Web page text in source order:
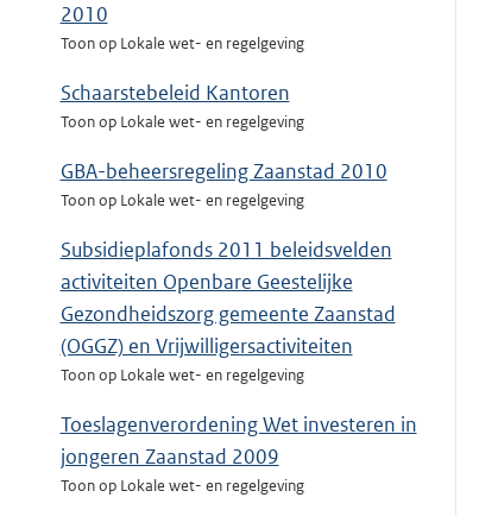
2010
Toon op Lokale wet- en regelgeving
Schaarstebeleid Kantoren
Toon op Lokale wet- en regelgeving
GBA-beheersregeling Zaanstad 2010
Toon op Lokale wet- en regelgeving
Subsidieplafonds 2011 beleidsvelden
activiteiten Openbare Geestelijke
Gezondheidszorg gemeente Zaanstad
(OGGZ) en Vrijwilligersactiviteiten
Toon op Lokale wet- en regelgeving
Toeslagenverordening Wet investeren in
jongeren Zaanstad 2009
Toon op Lokale wet- en regelgeving